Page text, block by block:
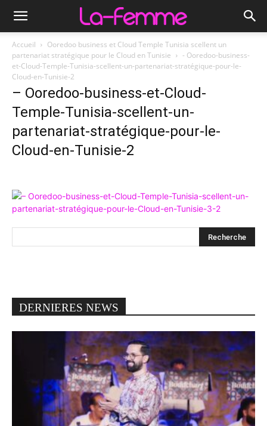
Accueil
Ooredoo business et Cloud Temple Tunisia scellent un
partenariat stratégique pour le Cloud en Tunisie
- Ooredoo-business-
et-Cloud-Temple-Tunisia-scellent-un-partenariat-stratégique-pour-le-
Cloud-en-Tunisie-2
– Ooredoo-business-et-Cloud-
Temple-Tunisia-scellent-un-
partenariat-stratégique-pour-le-
Cloud-en-Tunisie-2
DERNIERES NEWS